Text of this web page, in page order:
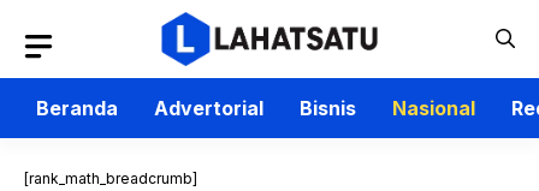
isi
Beranda
Advertorial Bisnis Nasional
[rank_math_breadcrumb]